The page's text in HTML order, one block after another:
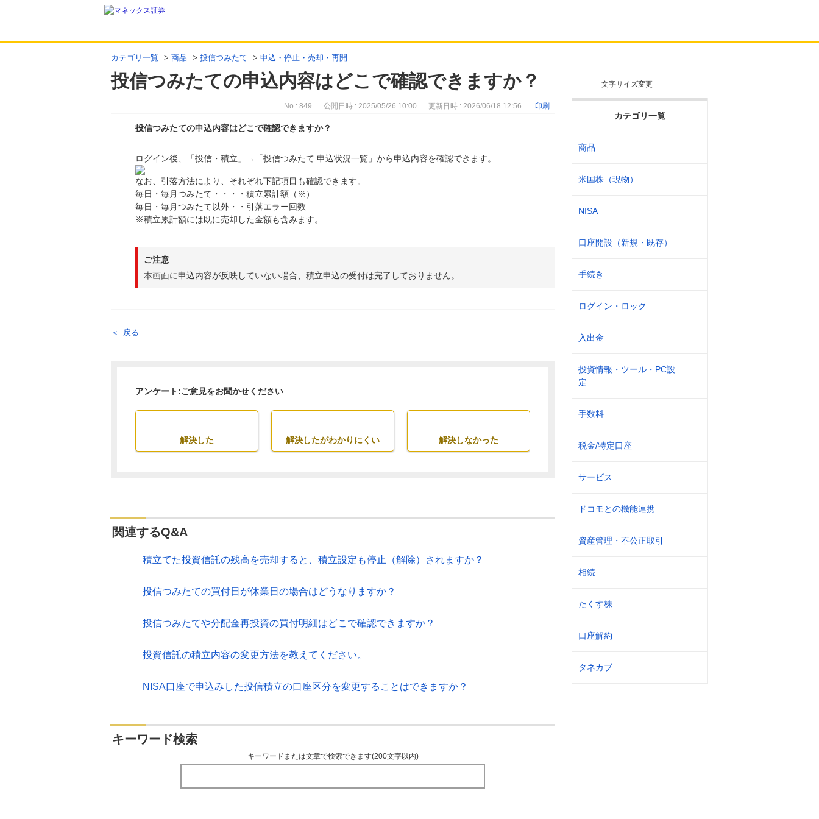
カテゴリ一覧 > 商品 > 投信つみたて > 申込・停止・売却・再開
投信つみたての申込内容はどこで確認できますか？ 文字サイズ変更
カテゴリ一覧
商品
米国株（現物）
NISA
口座開設（新規・既存）
手続き
ログイン・ロック
入出金
投資情報・ツール・PC設
定
手数料
税金/特定口座
サービス
ドコモとの機能連携
資産管理・不公正取引
相続
たくす株
口座解約
タネカブ
No : 849 公開日時 : 2025/05/26 10:00 更新日時 : 2026/06/18 12:56 印刷
投信つみたての申込内容はどこで確認できますか？
回答
ログイン後、「投信・積立」→「投信つみたて 申込状況一覧」から申込内容を確認できます。
なお、引落方法により、それぞれ下記項目も確認できます。
毎日・毎月つみたて・・・・積立累計額（※）
毎日・毎月つみたて以外・・引落エラー回数
※積立累計額には既に売却した金額も含みます。
ご注意
本画面に申込内容が反映していない場合、積立申込の受付は完了しておりません。
戻る
アンケート:ご意見をお聞かせください
解決した 解決したがわかりにくい 解決しなかった
関連するQ&A
積立てた投資信託の残高を売却すると、積立設定も停止（解除）されますか？
投信つみたての買付日が休業日の場合はどうなりますか？
投信つみたてや分配金再投資の買付明細はどこで確認できますか？
投資信託の積立内容の変更方法を教えてください。
NISA口座で申込みした投信積立の口座区分を変更することはできますか？
キーワード検索
キーワードまたは文章で検索できます(200文字以内)